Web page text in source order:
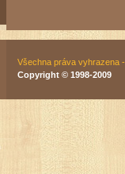
Všechna práva vyhrazena
Copyright © 1998-2009